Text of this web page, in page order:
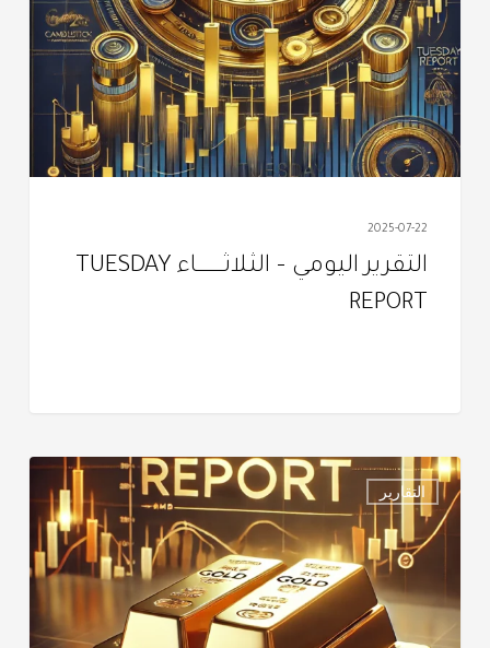
الثـلاثــــــــــــاء
TUESDAY
REPORT
2025-07-22
التقرير اليومي – الثـلاثــــــــــــاء TUESDAY
REPORT
التقارير
التقرير
اليومـي
الإثنـــــــــــــــــــين
MONDAY